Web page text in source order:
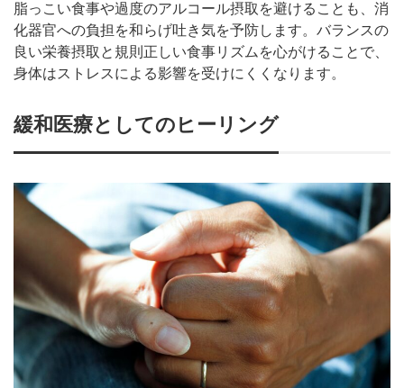
脂っこい食事や過度のアルコール摂取を避けることも、消
化器官への負担を和らげ吐き気を予防します。バランスの
良い栄養摂取と規則正しい食事リズムを心がけることで、
身体はストレスによる影響を受けにくくなります。
緩和医療としてのヒーリング